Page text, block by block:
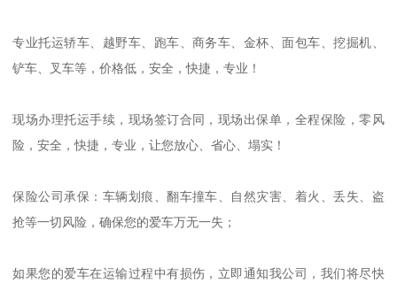
专业托运轿车、越野车、跑车、商务车、金杯、面包车、挖掘机、
铲车、叉车等，价格低，安全，快捷，专业！
现场办理托运手续，现场签订合同，现场出保单，全程保险，零风
险，安全，快捷，专业，让您放心、省心、塌实！
保险公司承保：车辆划痕、翻车撞车、自然灾害、着火、丢失、盗
抢等一切风险，确保您的爱车万无一失；
如果您的爱车在运输过程中有损伤，立即通知我公司，我们将尽快